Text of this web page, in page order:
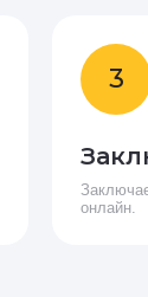
3
онлайн.